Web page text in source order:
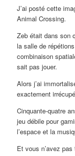
J’ai posté cette
Animal Crossing.
Zeb était dans son
la salle de
combinaison
sait pas jouer.
Alors j’ai
exactement
Cinquante-quatre
jeu débile pour
l’espace et la
Et vous n’avez